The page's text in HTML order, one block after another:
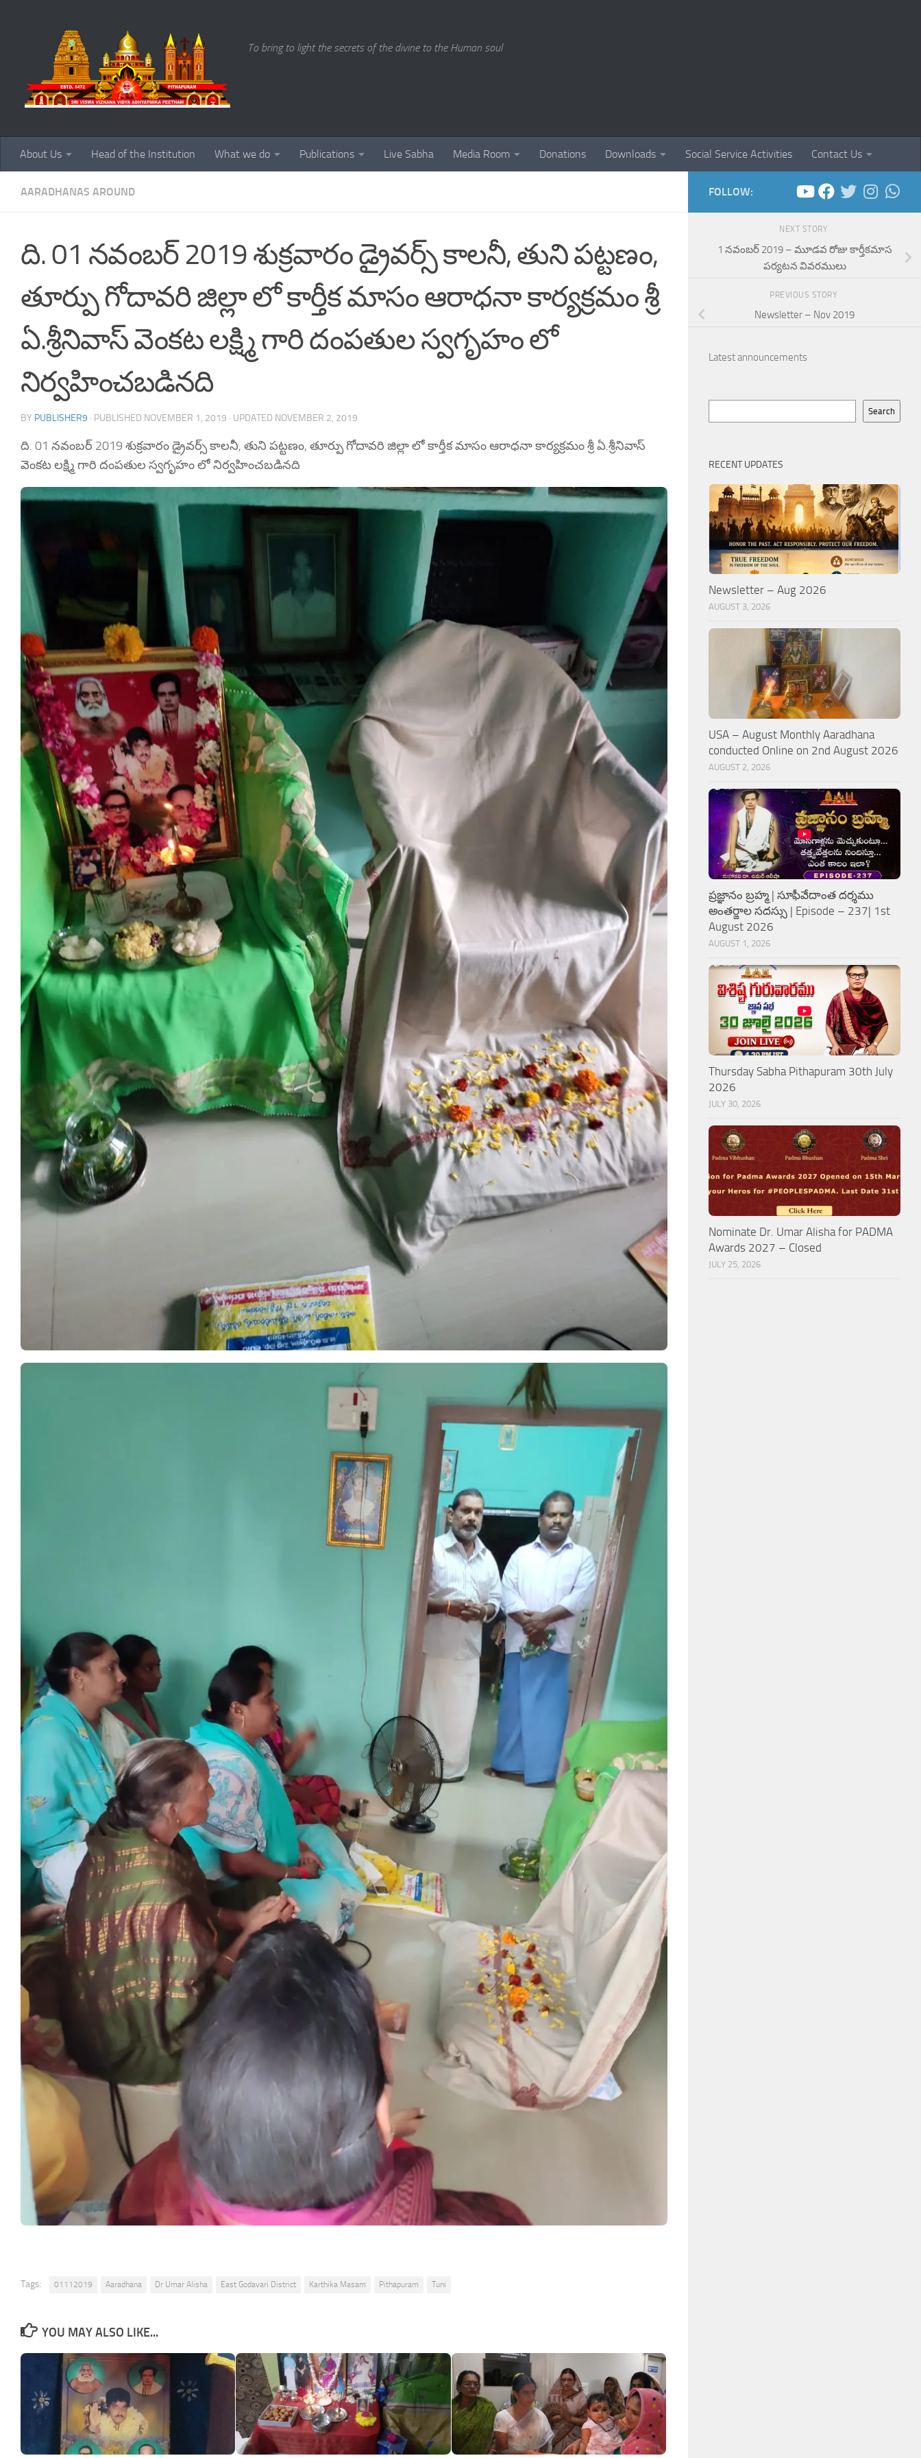
To bring to light the secrets of the divine to the Human soul
About Us Head of the Institution What we do Publications Live Sabha Media Room Donations Downloads Social Service Activities Contact Us
AARADHANAS AROUND
ది. 01 నవంబర్ 2019 శుక్రవారం డ్రైవర్స్ కాలనీ, తుని పట్టణం,
తూర్పు గోదావరి జిల్లా లో కార్తీక మాసం ఆరాధనా కార్యక్రమం శ్రీ
ఏ.శ్రీనివాస్ వెంకట లక్ష్మి గారి దంపతుల స్వగృహం లో
నిర్వహించబడినది
BY PUBLISHER9 · PUBLISHED NOVEMBER 1, 2019 · UPDATED NOVEMBER 2, 2019
ది. 01 నవంబర్ 2019 శుక్రవారం డ్రైవర్స్ కాలనీ, తుని పట్టణం, తూర్పు గోదావరి జిల్లా లో కార్తీక మాసం ఆరాధనా కార్యక్రమం శ్రీ ఏ.శ్రీనివాస్
వెంకట లక్ష్మి గారి దంపతుల స్వగృహం లో నిర్వహించబడినది
Tags: 01112019 Aaradhana Dr Umar Alisha East Godavari District Karthika Masam Pithapuram Tuni
YOU MAY ALSO LIKE...
FOLLOW:
NEXT STORY
1 నవంబర్ 2019 – మూడవ రోజు కార్తీకమాస
పర్యటన వివరములు
PREVIOUS STORY
Newsletter – Nov 2019
Latest announcements
Search
RECENT UPDATES
Newsletter – Aug 2026
AUGUST 3, 2026
USA – August Monthly Aaradhana
conducted Online on 2nd August 2026
AUGUST 2, 2026
ప్రజ్ఞానం బ్రహ్మ | సూఫీవేదాంత దర్శము
అంతర్జాల సదస్సు | Episode – 237| 1st
August 2026
AUGUST 1, 2026
Thursday Sabha Pithapuram 30th July
2026
JULY 30, 2026
Nominate Dr. Umar Alisha for PADMA
Awards 2027 – Closed
JULY 25, 2026